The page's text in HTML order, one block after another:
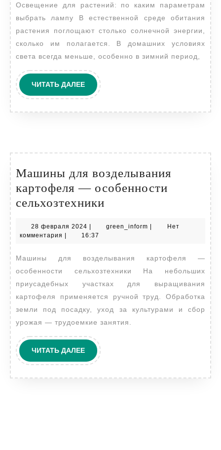
каким
параметрам
выбрать
лампу
Освещение для растений: по каким параметрам
выбрать лампу В естественной среде обитания
растения поглощают столько солнечной энергии,
сколько им полагается. В домашних условиях
света всегда меньше, особенно в зимний период,
ЧИТАТЬ ДАЛЕЕЧИТАТЬ
ДАЛЕЕ
Машины для возделывания
картофеля — особенности
сельхозтехники
возделывания
—
особенности
сельхозтехники
28 февраля 2024 28
февраля
green_inform green_inform
Нет
комментария
16:37
Машины для возделывания картофеля —
особенности сельхозтехники На небольших
приусадебных участках для выращивания
картофеля применяется ручной труд. Обработка
земли под посадку, уход за культурами и сбор
урожая — трудоемкие занятия.
ЧИТАТЬ ДАЛЕЕЧИТАТЬ
ДАЛЕЕ